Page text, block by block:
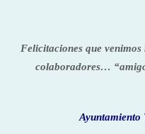
Felicitaciones que venimos
colaboradores…
Ayuntamiento